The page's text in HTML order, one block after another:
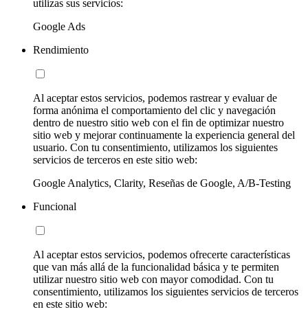
utilizas sus servicios:
Google Ads
Rendimiento
Al aceptar estos servicios, podemos rastrear y evaluar de
forma anónima el comportamiento del clic y navegación
dentro de nuestro sitio web con el fin de optimizar nuestro
sitio web y mejorar continuamente la experiencia general del
usuario. Con tu consentimiento, utilizamos los siguientes
servicios de terceros en este sitio web:
Google Analytics, Clarity, Reseñas de Google, A/B-Testing
Funcional
Al aceptar estos servicios, podemos ofrecerte características
que van más allá de la funcionalidad básica y te permiten
utilizar nuestro sitio web con mayor comodidad. Con tu
consentimiento, utilizamos los siguientes servicios de terceros
en este sitio web: